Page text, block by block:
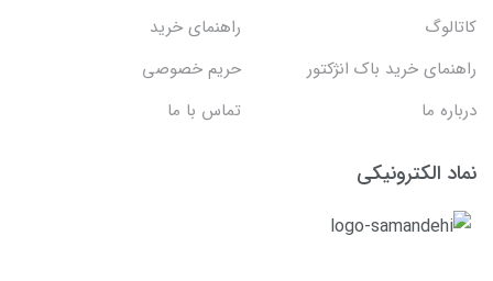
کاتالوگ
راهنمای خرید
راهنمای خرید باک انژکتور
حریم خصوصی
درباره ما
تماس با ما
نماد الکترونیکی